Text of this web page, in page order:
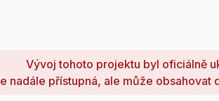
Vývoj tohoto projektu byl oficiálně
nadále přístupná, ale může